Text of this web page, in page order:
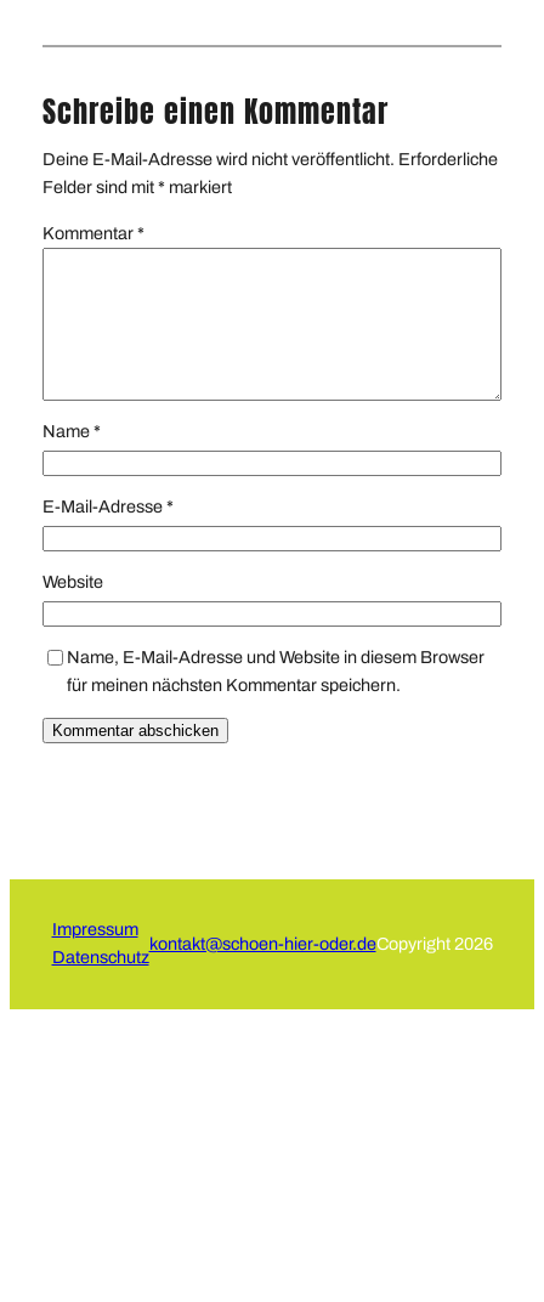
Schreibe einen Kommentar
Deine E-Mail-Adresse wird nicht veröffentlicht. Erforderliche
Felder sind mit* markiert
Kommentar*
Name*
E-Mail-Adresse*
Website
Name, E-Mail-Adresse und Website in diesem Browser
für meinen nächsten Kommentar speichern.
Impressum
Datenschutz
kontakt@schoen-hier-oder.deCopyright 2026